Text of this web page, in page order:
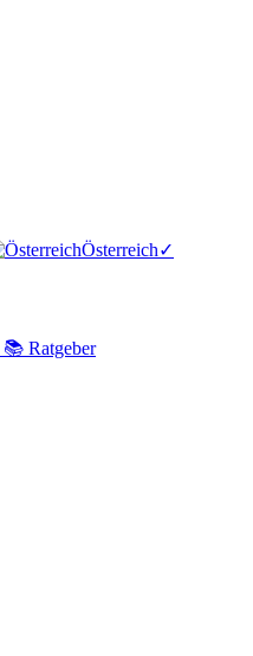
Österreich✓
📚 Ratgeber